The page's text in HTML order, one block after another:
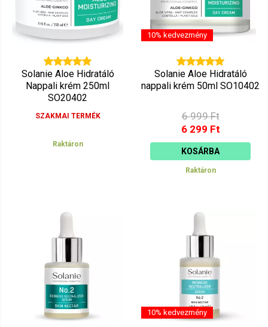
Solanie Aloe Hidratáló
Nappali krém 250ml
SO20402
SZAKMAI TERMÉK
Raktáron
10% kedvezmény
Solanie Aloe Hidratáló
nappali krém 50ml SO10402
6 999 Ft
6 299 Ft
KOSÁRBA
Raktáron
10% kedvezmény